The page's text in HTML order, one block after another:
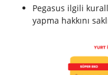
Pegasus ilgili
yapma hakkını